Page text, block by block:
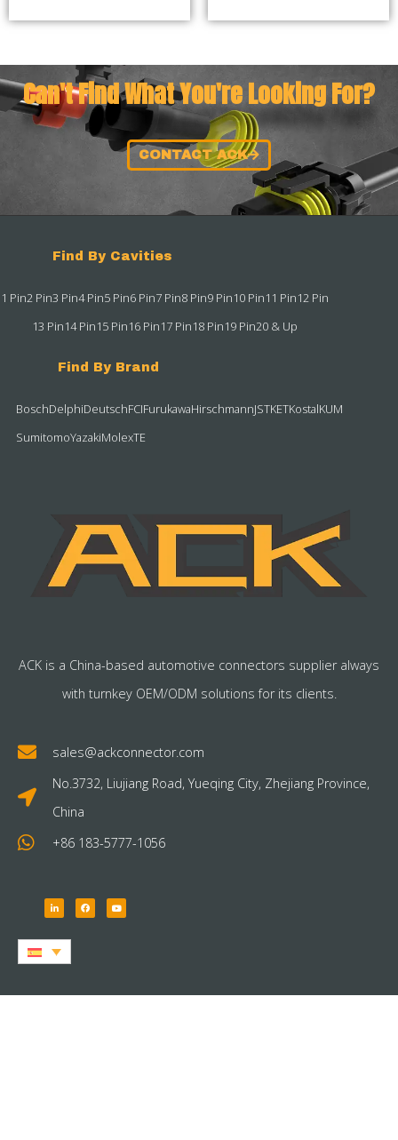
Can't Find What You're Looking For?
CONTACT ACK
Find By Cavities
1 Pin2 Pin3 Pin4 Pin5 Pin6 Pin7 Pin8 Pin9 Pin10 Pin11 Pin12 Pin
13 Pin14 Pin15 Pin16 Pin17 Pin18 Pin19 Pin20 & Up
Find By Brand
BoschDelphiDeutschFCIFurukawaHirschmannJSTKETKostalKUM
SumitomoYazakiMolexTE
ACK is a China-based automotive connectors supplier always
with turnkey OEM/ODM solutions for its clients.
sales@ackconnector.com
No.3732, Liujiang Road, Yueqing City, Zhejiang Province,
China
+86 183-5777-1056